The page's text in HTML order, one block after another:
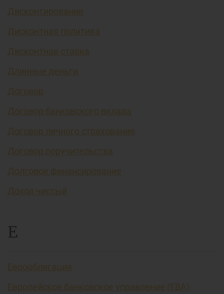
Дисконтирование
Дисконтная политика
Дисконтная ставка
Длинные деньги
Договор
Договор банковского вклада
Договор личного страхования
Договор поручительства
Долговое финансирование
Доход чистый
Е
Еврооблигация
Европейское банковское управление (EBA)